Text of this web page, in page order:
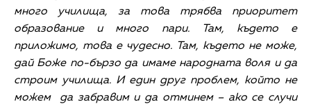
много училища, за това трябва приоритет
образование и много пари. Там, където е
приложимо, това е чудесно. Там, където не може,
дай Боже по-бързо да имаме народната воля и да
строим училища. И един друг проблем, който не
можем да забравим и да отминем – ако се случи